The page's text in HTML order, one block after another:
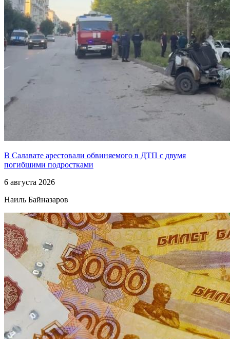
В Салавате арестовали обвиняемого в ДТП с двумя
погибшими подростками
6 августа 2026
Наиль Байназаров